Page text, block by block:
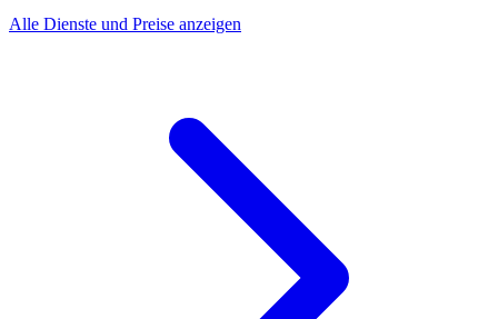
Alle Dienste und Preise anzeigen